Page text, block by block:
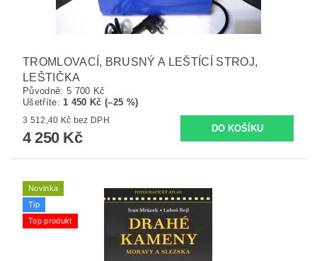
TROMLOVACÍ, BRUSNÝ A LEŠTÍCÍ STROJ,
LEŠTIČKA
Původně: 5 700 Kč
Ušetříte: 1 450 Kč (–25 %)
3 512,40 Kč bez DPH
4 250 Kč
Novinka
Tip
Top produkt